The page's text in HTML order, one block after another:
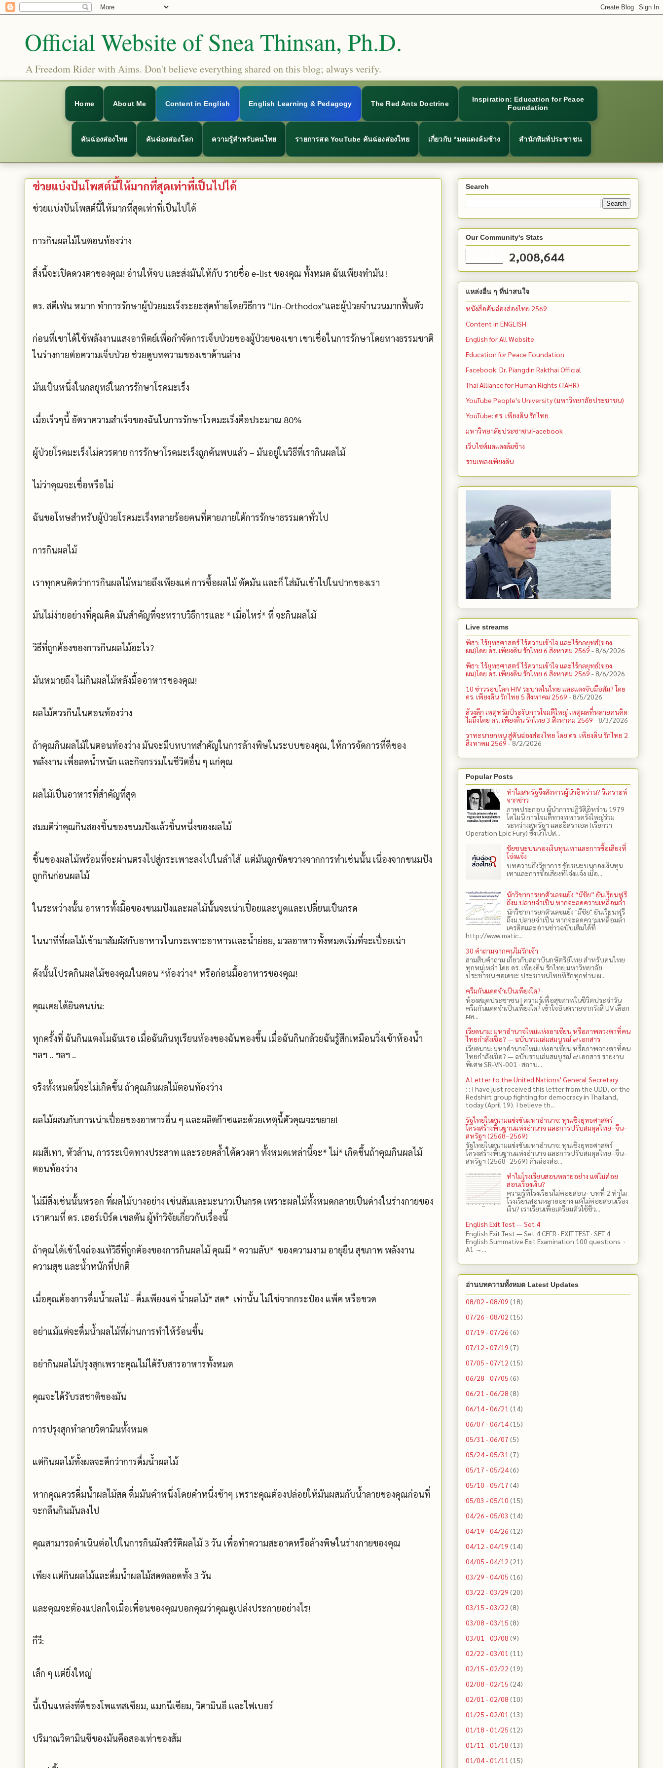
Official Website of Snea Thinsan, Ph.D.
A Freedom Rider with Aims. Don't believe everything shared on this blog; always verify.
Home About Me Content in English English Learning & Pedagogy The Red Ants Doctrine
Inspiration: Education for Peace
Foundation
คันฉ่องส่องไทย คันฉ่องส่องโลก ความรู้สำหรับคนไทย รายการสด YouTube คันฉ่องส่องไทย เกี่ยวกับ “มดแดงล้มช้าง สำนักพิมพ์ประชาชน
ช่วยแบ่งปันโพสต์นี้ให้มากที่สุดเท่าที่เป็นไปได้
ช่วยแบ่งปันโพสต์นี้ให้มากที่สุดเท่าที่เป็นไปได้
การกินผลไม้ในตอนท้องว่าง
สิ่งนี้จะเปิดดวงตาของคุณ! อ่านให้จบ และส่งมันให้กับ รายชื่อ e-list ของคุณ ทั้งหมด ฉันเพียงทำมัน !
ดร. สตีเฟ่น หมาก ทำการรักษาผู้ป่วยมะเร็งระยะสุดท้ายโดยวิธีการ "Un-Orthodox"และผู้ป่วยจำนวนมากฟื้นตัว
ก่อนที่เขาได้ใช้พลังงานแสงอาทิตย์เพื่อกำจัดการเจ็บป่วยของผู้ป่วยของเขา เขาเชื่อในการรักษาโดยทางธรรมชาติ
ในร่างกายต่อความเจ็บป่วย ช่วยดูบทความของเขาด้านล่าง
มันเป็นหนึ่งในกลยุทธ์ในการรักษาโรคมะเร็ง
เมื่อเร็วๆนี้ อัตราความสำเร็จของฉันในการรักษาโรคมะเร็งคือประมาณ 80%
ผู้ป่วยโรคมะเร็งไม่ควรตาย การรักษาโรคมะเร็งถูกค้นพบแล้ว – มันอยู่ในวิธีที่เรากินผลไม้
ไม่ว่าคุณจะเชื่อหรือไม่
ฉันขอโทษสำหรับผู้ป่วยโรคมะเร็งหลายร้อยคนที่ตายภายใต้การรักษาธรรมดาทั่วไป
การกินผลไม้
เราทุกคนคิดว่าการกินผลไม้หมายถึงเพียงแค่ การซื้อผลไม้ ตัดมัน และก็ ใส่มันเข้าไปในปากของเรา
มันไม่ง่ายอย่างที่คุณคิด มันสำคัญที่จะทราบวิธีการและ * เมื่อไหร่* ที่ จะกินผลไม้
วิธีที่ถูกต้องของการกินผลไม้อะไร?
มันหมายถึง ไม่กินผลไม้หลังมื้ออาหารของคุณ!
ผลไม้ควรกินในตอนท้องว่าง
ถ้าคุณกินผลไม้ในตอนท้องว่าง มันจะมีบทบาทสำคัญในการล้างพิษในระบบของคุณ, ให้การจัดการที่ดีของ
พลังงาน เพื่อลดน้ำหนัก และกิจกรรมในชีวิตอื่น ๆ แก่คุณ
ผลไม้เป็นอาหารที่สำคัญที่สุด
สมมติว่าคุณกินสองชิ้นของขนมปังแล้วชิ้นหนึ่งของผลไม้
ชิ้นของผลไม้พร้อมที่จะผ่านตรงไปสู่กระเพาะลงไปในลำไส้ แต่มันถูกขัดขวางจากการทำเช่นนั้น เนื่องจากขนมปัง
ถูกกินก่อนผลไม้
ในระหว่างนั้น อาหารทั้งมื้อของขนมปังและผลไม้นั้นจะเน่าเปื่อยและบูดและเปลี่ยนเป็นกรด
ในนาทีที่ผลไม้เข้ามาสัมผัสกับอาหารในกระเพาะอาหารและน้ำย่อย, มวลอาหารทั้งหมดเริ่มที่จะเปื่อยเน่า
ดังนั้นโปรดกินผลไม้ของคุณในตอน *ท้องว่าง* หรือก่อนมื้ออาหารของคุณ!
คุณเคยได้ยินคนบ่น:
ทุกครั้งที่ ฉันกินแตงโมฉันเรอ เมื่อฉันกินทุเรียนท้องของฉันพองขึ้น เมื่อฉันกินกล้วยฉันรู้สึกเหมือนวิ่งเข้าห้องน้ำ
ฯลฯ .. ฯลฯ ..
จริงทั้งหมดนี้จะไม่เกิดขึ้น ถ้าคุณกินผลไม้ตอนท้องว่าง
ผลไม้ผสมกับการเน่าเปื่อยของอาหารอื่น ๆ และผลิตก๊าซและด้วยเหตุนี้ตัวคุณจะขยาย!
ผมสีเทา, หัวล้าน, การระเบิดทางประสาท และรอยคล้ำใต้ดวงตา ทั้งหมดเหล่านี้จะ* ไม่* เกิดขึ้นถ้าคุณกินผลไม้
ตอนท้องว่าง
ไม่มีสิ่งเช่นนั้นหรอก ที่ผลไม้บางอย่าง เช่นส้มและมะนาวเป็นกรด เพราะผลไม้ทั้งหมดกลายเป็นด่างในร่างกายของ
เราตามที่ ดร. เฮอร์เบิร์ด เชลตัน ผู้ทำวิจัยเกี่ยวกับเรื่องนี้
ถ้าคุณได้เข้าใจถ่องแท้วิธีที่ถูกต้องของการกินผลไม้ คุณมี * ความลับ* ของความงาม อายุยืน สุขภาพ พลังงาน
ความสุข และน้ำหนักที่ปกติ
เมื่อคุณต้องการดื่มน้ำผลไม้ - ดื่มเพียงแค่ น้ำผลไม้* สด* เท่านั้น ไม่ใช่จากกระป๋อง แพ็ค หรือขวด
อย่าแม้แต่จะดื่มน้ำผลไม้ที่ผ่านการทำให้ร้อนขึ้น
อย่ากินผลไม้ปรุงสุกเพราะคุณไม่ได้รับสารอาหารทั้งหมด
คุณจะได้รับรสชาติของมัน
การปรุงสุกทำลายวิตามินทั้งหมด
แต่กินผลไม้ทั้งผลจะดีกว่าการดื่มน้ำผลไม้
หากคุณควรดื่มน้ำผลไม้สด ดื่มมันคำหนึ่งโดยคำหนึ่งช้าๆ เพราะคุณต้องปล่อยให้มันผสมกับน้ำลายของคุณก่อนที่
จะกลืนกินมันลงไป
คุณสามารถดำเนินต่อไปในการกินมังสวิรัติผลไม้ 3 วัน เพื่อทำความสะอาดหรือล้างพิษในร่างกายของคุณ
เพียง แต่กินผลไม้และดื่มน้ำผลไม้สดตลอดทั้ง 3 วัน
และคุณจะต้องแปลกใจเมื่อเพื่อนของคุณบอกคุณว่าคุณดูเปล่งประกายอย่างไร!
กีวี:
เล็ก ๆ แต่ยิ่งใหญ่
นี้เป็นแหล่งที่ดีของโพแทสเซียม, แมกนีเซียม, วิตามินอี และไฟเบอร์
ปริมาณวิตามินซีของมันคือสองเท่าของส้ม
Search
Our Community's Stats
2,008,644
แหล่งอื่น ๆ ที่น่าสนใจ
หนังสือคันฉ่องส่องไทย 2569
Content in ENGLISH
English for All Website
Education for Peace Foundation
Facebook: Dr. Piangdin Rakthai Official
Thai Alliance for Human Rights (TAHR)
YouTube People's University (มหาวิทยาลัยประชาชน)
YouTube: ดร. เพียงดิน รักไทย
มหาวิทยาลัยประชาชน Facebook
เว็บไซต์มดแดงล้มช้าง
รวมเพลงเพียงดิน
Live streams
พิธา: ไร้ยุทธศาสตร์ ไร้ความเข้าใจ และไร้กลยุทธ์(ของ
ผม)โดย ดร. เพียงดิน รักไทย 6 สิงหาคม 2569 - 8/6/2026
พิธา: ไร้ยุทธศาสตร์ ไร้ความเข้าใจ และไร้กลยุทธ์(ของ
ผม)โดย ดร. เพียงดิน รักไทย 6 สิงหาคม 2569 - 8/6/2026
10 ข่าวรอบโลก HIV ระบาดในไทย และแดงจับมือสัม? โดย
ดร. เพียงดิน รักไทย 5 สิงหาคม 2569 - 8/5/2026
ล้วงลึก เหตุทรัมป์ระงับการโจมตีใหญ่ เหตุผลที่หลายคนคิด
ไม่ถึงโดย ดร. เพียงดิน รักไทย 3 สิงหาคม 2569 - 8/3/2026
วาทะนายกหนู สู่คันฉ่องส่องไทย โดย ดร. เพียงดิน รักไทย 2
สิงหาคม 2569 - 8/2/2026
Popular Posts
ทำไมสหรัฐจึงสังหารผู้นำอิหร่าน? วิเคราะห์
จากข่าว
ภาพประกอบ ผู้นำการปฏิวัติอิหร่าน 1979
โคไมนี การโจมตีทางทหารครั้งใหญ่ร่วม
ระหว่างสหรัฐฯ และอิสราเอล (เรียกว่า
Operation Epic Fury) ซึ่งนำไปส...
ชัยชนะบนกองเงินทุนเทาและการซื้อเสียงที่
โจ่งแจ้ง
บทความกึ่งวิชาการ ชัยชนะบนกองเงินทุน
เทาและการซื้อเสียงที่โจ่งแจ้ง เมื่อ...
นักวิชาการยกตัวเลขแย้ง “มีชัย” ยันเรียนฟรี
ถึงม.ปลายจำเป็น หากจะลดความเหลื่อมล้ำ
นักวิชาการยกตัวเลขแย้ง "มีชัย" ยันเรียนฟรี
ถึงม.ปลายจำเป็น หากจะลดความเหลื่อมล้ำ
เครดิตและอ่านข่าวฉบับเต็มได้ที่
http://www.matic...
30 คำถามจากคนไม่รักเจ้า
สามสิบคำถาม เกี่ยวกับสถาบันกษัตริย์ไทย สำหรับคนไทย
ทุกหมู่เหล่า โดย ดร.​ เพียงดิน รักไทย มหาวิทยาลัย
ประชาชน ขอเดชะ ประชาชนไทยที่รักทุกท่าน ผ...
ครีมกันแดดจำเป็นเพียงใด?
ห้องสมุดประชาชน | ความรู้เพื่อสุขภาพในชีวิตประจำวัน
ครีมกันแดดจำเป็นเพียงใด? เข้าใจอันตรายจากรังสี UV เลือก
ผล...
เวียดนาม: มหาอำนาจใหม่แห่งอาเซียน หรือภาพลวงตาที่คน
ไทยกำลังเชื่อ? — ฉบับรวมเล่มสมบูรณ์ ๙ เอกสาร
เวียดนาม: มหาอำนาจใหม่แห่งอาเซียน หรือภาพลวงตาที่คน
ไทยกำลังเชื่อ? — ฉบับรวมเล่มสมบูรณ์ ๙ เอกสาร รายงาน
พิเศษ SR-VN-001 · สถาบ...
A Letter to the United Nations' General Secretary
: : I have just received this letter from the UDD, or the
Redshirt group fighting for democracy in Thailand,
today (April 19). I believe th...
รัฐไทยในสนามแข่งขันมหาอำนาจ: ทุนเชิงยุทธศาสตร์
โครงสร้างพื้นฐานแห่งอำนาจ และการปรับสมดุลไทย–จีน–
สหรัฐฯ (2568–2569)
รัฐไทยในสนามแข่งขันมหาอำนาจ: ทุนเชิงยุทธศาสตร์
โครงสร้างพื้นฐานแห่งอำนาจ และการปรับสมดุลไทย–จีน–
สหรัฐฯ (2568–2569) คันฉ่องส่อ...
ทำไมโรงเรียนสอนหลายอย่าง แต่ไม่ค่อย
สอนเรื่องเงิน?
ความรู้ที่โรงเรียนไม่ค่อยสอน · บทที่ 2 ทำไม
โรงเรียนสอนหลายอย่าง แต่ไม่ค่อยสอนเรื่อง
เงิน? เราเรียนเพื่อเตรียมตัวใช้ชีว...
English Exit Test — Set 4
English Exit Test — Set 4 CEFR · EXIT TEST · SET 4
English Summative Exit Examination 100 questions ·
A1 →...
อ่านบทความทั้งหมด Latest Updates
08/02 - 08/09 (18)
07/26 - 08/02 (15)
07/19 - 07/26 (6)
07/12 - 07/19 (7)
07/05 - 07/12 (15)
06/28 - 07/05 (6)
06/21 - 06/28 (8)
06/14 - 06/21 (14)
06/07 - 06/14(15)
05/31 - 06/07 (5)
05/24 - 05/31 (7)
05/17 - 05/24(6)
05/10 - 05/17 (4)
05/03 - 05/10 (15)
04/26 - 05/03 (14)
04/19 - 04/26 (12)
04/12 - 04/19 (14)
04/05 - 04/12 (21)
03/29 - 04/05 (16)
03/22 - 03/29 (20)
03/15 - 03/22 (8)
03/08 - 03/15 (8)
03/01 - 03/08 (9)
02/22 - 03/01 (11)
02/15 - 02/22 (19)
02/08 - 02/15 (24)
02/01 - 02/08 (10)
01/25 - 02/01 (13)
01/18 - 01/25 (12)
01/11 - 01/18 (13)
01/04 - 01/11 (15)